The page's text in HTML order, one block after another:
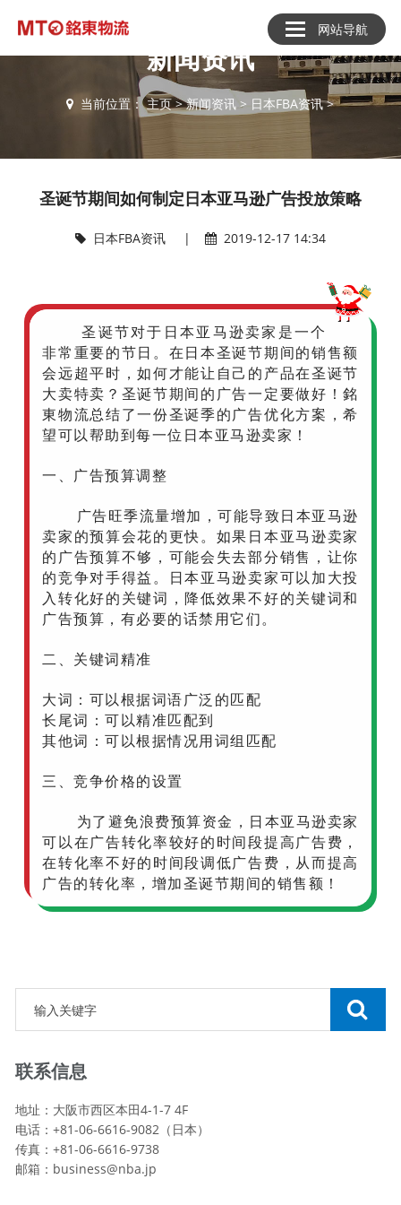
网站导航
新闻资讯
当前位置：主页>新闻资讯 > 日本FBA资讯>
圣诞节期间如何制定日本亚马逊广告投放策略
日本FBA资讯| 2019-12-17 14:34
圣诞节对于日本亚马逊卖家是一个
非常重要的节日。在日本圣诞节期间的销售额
会远超平时，如何才能让自己的产品在圣诞节
大卖特卖？圣诞节期间的广告一定要做好！銘
東物流总结了一份圣诞季的广告优化方案，希
望可以帮助到每一位日本亚马逊卖家！
一、广告预算调整
广告旺季流量增加，可能导致日本亚马逊
卖家的预算会花的更快。如果日本亚马逊卖家
的广告预算不够，可能会失去部分销售，让你
的竞争对手得益。日本亚马逊卖家可以加大投
入转化好的关键词，降低效果不好的关键词和
广告预算，有必要的话禁用它们。
二、关键词精准
大词：可以根据词语广泛的匹配
长尾词：可以精准匹配到
其他词：可以根据情况用词组匹配
三、竞争价格的设置
为了避免浪费预算资金，日本亚马逊卖家
可以在广告转化率较好的时间段提高广告费，
在转化率不好的时间段调低广告费，从而提高
广告的转化率，增加圣诞节期间的销售额！
联系信息
地址：大阪市西区本田4-1-7 4F
电话：+81-06-6616-9082（日本）
传真：+81-06-6616-9738
邮箱： business@nba.jp